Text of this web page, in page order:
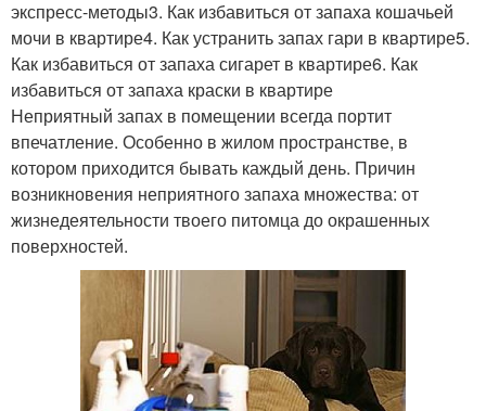
экспресс-методы3. Как избавиться от запаха кошачьей
мочи в квартире4. Как устранить запах гари в квартире5.
Как избавиться от запаха сигарет в квартире6. Как
избавиться от запаха краски в квартире
Неприятный запах в помещении всегда портит
впечатление. Особенно в жилом пространстве, в
котором приходится бывать каждый день. Причин
возникновения неприятного запаха множества: от
жизнедеятельности твоего питомца до окрашенных
поверхностей.